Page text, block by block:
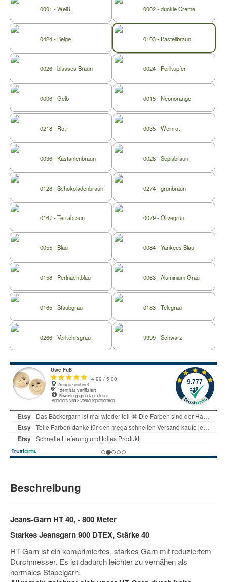
0001 - Weiß 0002 - dunkle Creme
0424 - Beige 0103 - Pastellbraun
0026 - blasses Braun 0024 - Perlkupfer
0006 - Gelb 0015 - Neonorange
0218 - Rot 0035 - Weinrot
0036 - Kastanienbraun 0028 - Sepiabraun
0128 - Schokoladenbraun 0274 - grünbraun
0167 - Terrabraun 0079 - Olivegrün
0055 - Blau 0084 - Yankees Blau
0158 - Perlnachtblau 0063 - Aluminium Grau
0165 - Staubgrau 0183 - Telegrau
0266 - Verkehrsgrau 9999 - Schwarz
Beschreibung
Jeans-Garn HT 40, - 800 Meter
Starkes Jeansgarn 900 DTEX, Stärke 40
HT-Garn ist ein komprimiertes, starkes Garn mit reduziertem
Durchmesser. Es ist dadurch leichter zu vernähen als
normales Stapelgarn.